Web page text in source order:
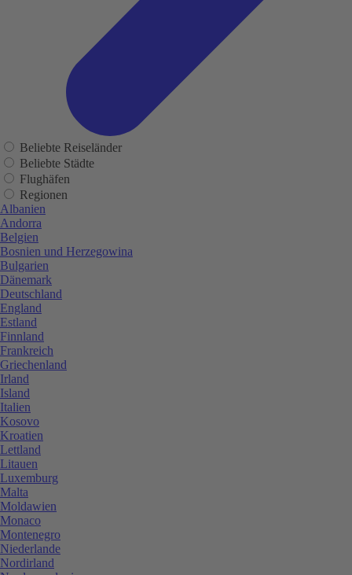
Beliebte Reiseländer
Beliebte Städte
Flughäfen
Regionen
Albanien
Andorra
Belgien
Bosnien und Herzegowina
Bulgarien
Dänemark
Deutschland
England
Estland
Finnland
Frankreich
Griechenland
Irland
Island
Italien
Kosovo
Kroatien
Lettland
Litauen
Luxemburg
Malta
Moldawien
Monaco
Montenegro
Niederlande
Nordirland